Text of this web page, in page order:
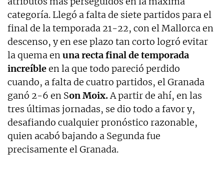
categoría. Llegó a falta de siete partidos para el
final de la temporada 21-22, con el Mallorca en
descenso, y en ese plazo tan corto logró evitar
la quema enuna recta final de temporada
increíbleen la que todo pareció perdido
cuando, a falta de cuatro partidos, el Granada
ganó 2-6 en Son Moix.A partir de ahí, en las
tres últimas jornadas, se dio todo a favor y,
desafiando cualquier pronóstico razonable,
quien acabó bajando a Segunda fue
precisamente el Granada.